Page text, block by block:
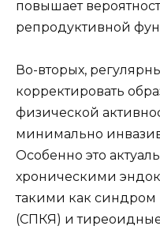
повышает
репродуктивной
Во-вторых,
корректировать
физической
минимально
Особенно это
хроническими
такими как синдром
(СПКЯ) и